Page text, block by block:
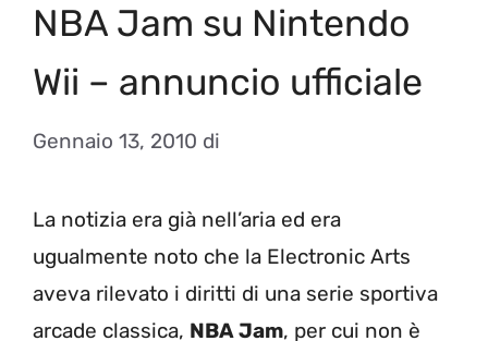
NBA Jam su Nintendo
Wii – annuncio ufficiale
Gennaio 13, 2010 di
La notizia era già nell’aria ed era
ugualmente noto che la Electronic Arts
aveva rilevato i diritti di una serie sportiva
arcade classica, NBA Jam, per cui non è